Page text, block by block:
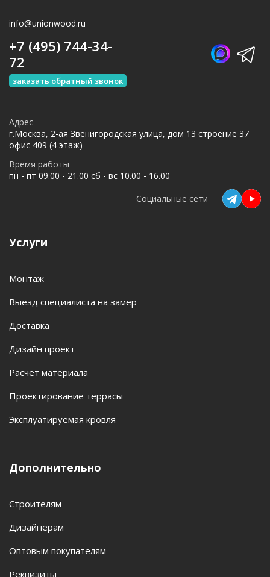
info@unionwood.ru
Услуги
Монтаж
Выезд специалиста на замер
Доставка
Дизайн проект
Расчет материала
Проектирование террасы
Эксплуатируемая кровля
Дополнительно
Строителям
Дизайнерам
Оптовым покупателям
Реквизиты
+7 (495) 744-34-
72
заказать обратный звонок
Адрес
г.Москва, 2-ая Звенигородская улица, дом 13 строение 37
офис 409 (4 этаж)
Время работы
пн - пт 09.00 - 21.00 сб - вс 10.00 - 16.00
Социальные сети